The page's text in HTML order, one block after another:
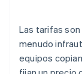
Realiza
Las tarifas
menudo
equipos